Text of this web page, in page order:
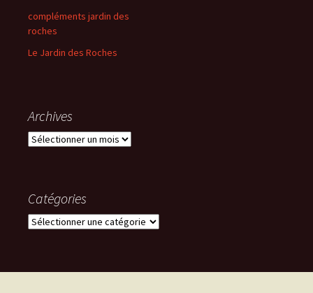
compléments jardin des
roches
Le Jardin des Roches
Archives
Archives
Catégories
Catégories